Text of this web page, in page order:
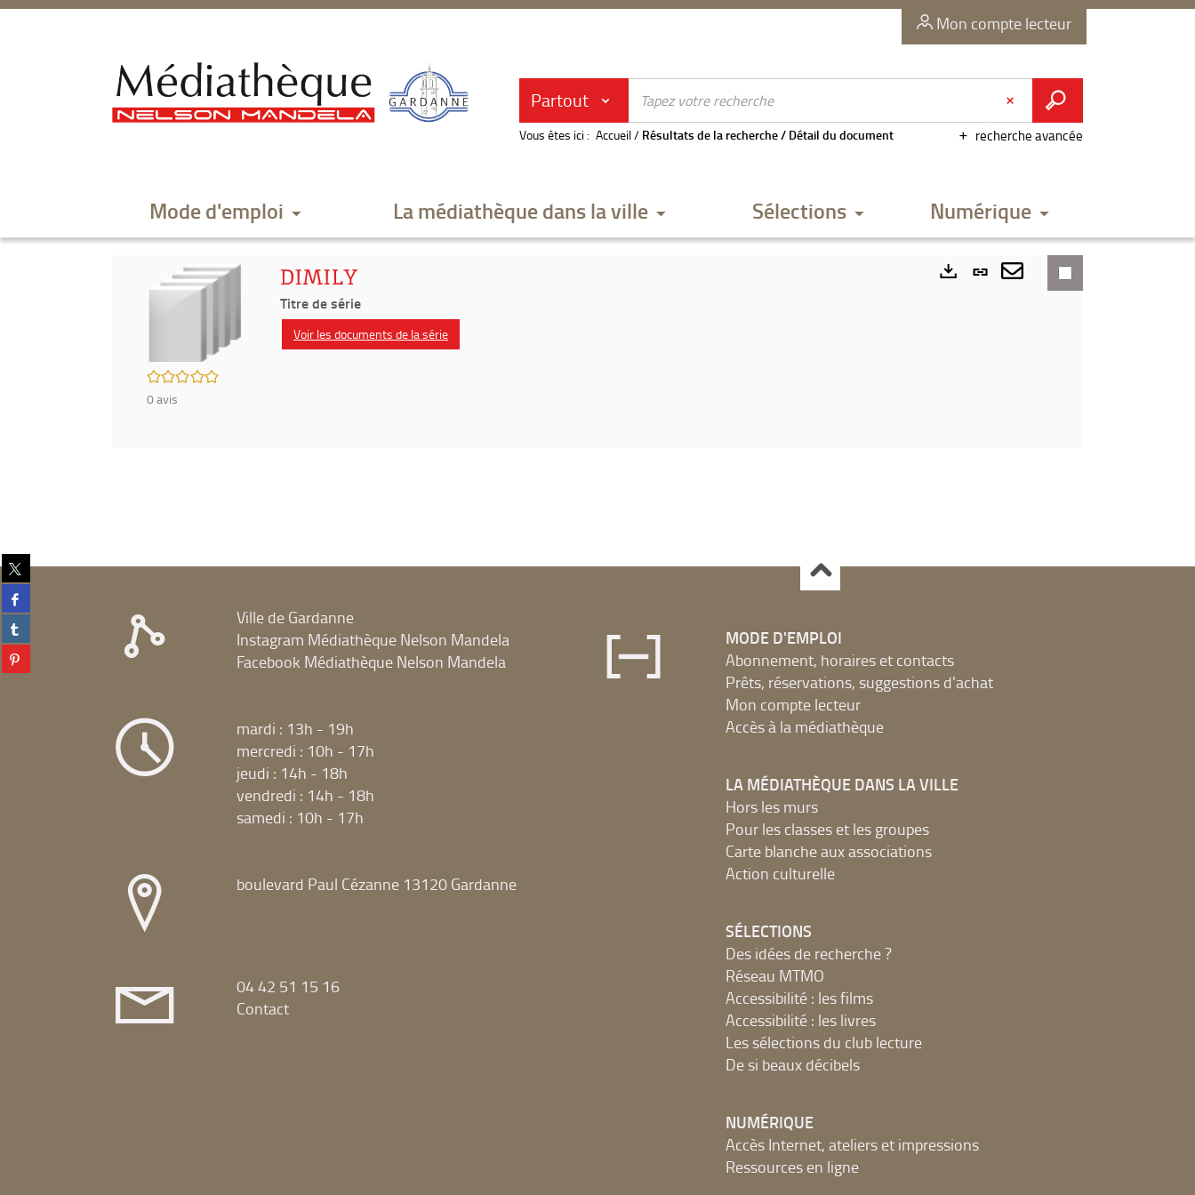
recherche
Mon compte lecteur
Partout
recherche avancée
Vous êtes ici : Accueil/ Résultats de la recherche/ Détail du document
Mode d'emploi La médiathèque dans la ville Sélections Numérique
Partager
sur
twitter
(Nouvelle
fenêtre)
Partager
sur
facebook
(Nouvelle
fenêtre)
Partager
sur
tumblr
(Nouvelle
Partager
sur
/5
0avis
DIMILY
Titre de série
Voir les documents de la série
Lien
permanent
Envoyer
Ville de Gardanne
Instagram Médiathèque Nelson Mandela
Facebook Médiathèque Nelson Mandela
mardi : 13h - 19h
mercredi : 10h - 17h
jeudi : 14h - 18h
vendredi : 14h - 18h
samedi : 10h - 17h
boulevard Paul Cézanne 13120 Gardanne
04 42 51 15 16
Contact
MODE D'EMPLOI
Abonnement, horaires et contacts
Prêts, réservations, suggestions d'achat
Mon compte lecteur
Accès à la médiathèque
LA MÉDIATHÈQUE DANS LA VILLE
Hors les murs
Pour les classes et les groupes
Carte blanche aux associations
Action culturelle
SÉLECTIONS
Des idées de recherche ?
Réseau MTMO
Accessibilité : les films
Accessibilité : les livres
Les sélections du club lecture
De si beaux décibels
NUMÉRIQUE
Accès Internet, ateliers et impressions
Ressources en ligne